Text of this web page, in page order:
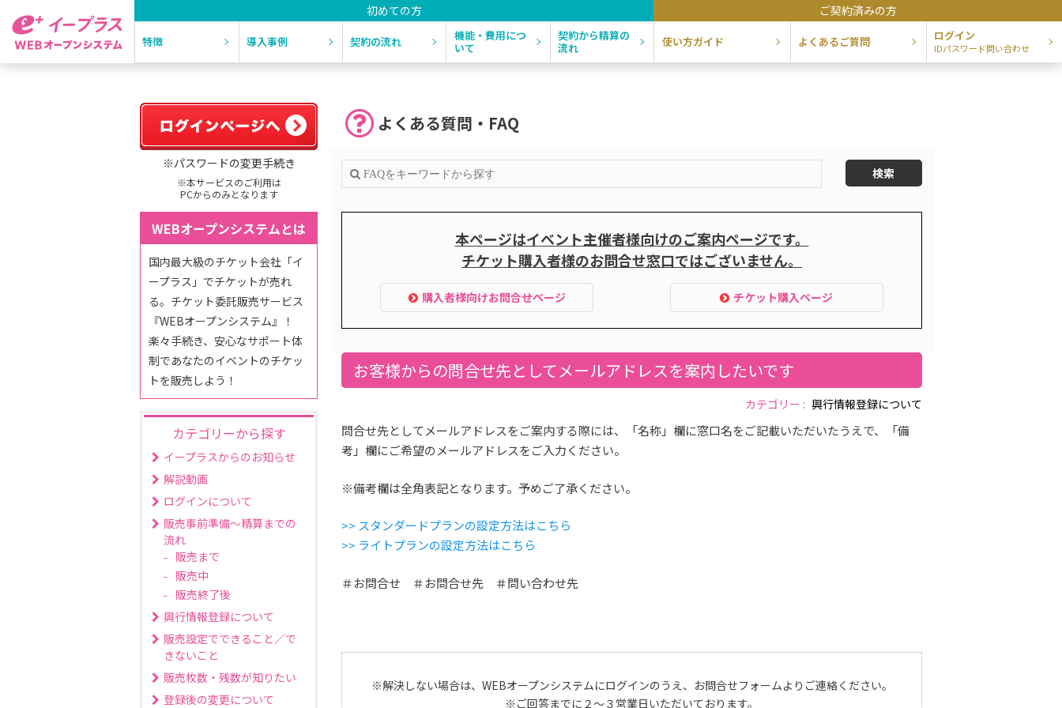
初めての方
特徴 導入事例 契約の流れ
機能・費用につ
いて
契約から精算の
流れ
ご契約済みの方
使い方ガイド よくあるご質問 ログイン
IDパスワード問い合わせ
よくある質問・FAQ
本ページはイベント主催者様向けのご案内ページです。
チケット購入者様のお問合せ窓口ではございません。
購入者様向けお問合せページ チケット購入ページ
お客様からの問合せ先としてメールアドレスを案内したいです
カテゴリー : 興行情報登録について
問合せ先としてメールアドレスをご案内する際には、「名称」欄に窓口名をご記載いただいたうえで、「備
考」欄にご希望のメールアドレスをご入力ください。
※備考欄は全角表記となります。予めご了承ください。
>> スタンダードプランの設定方法はこちら
>> ライトプランの設定方法はこちら
＃お問合せ ＃お問合せ先 ＃問い合わせ先
※解決しない場合は、WEBオープンシステムにログインのうえ、お問合せフォームよりご連絡ください。
※ご回答までに２～３営業日いただいております。
※パスワードの変更手続き
※本サービスのご利用は
PCからのみとなります
WEBオープンシステムとは
国内最大級のチケット会社「イ
ープラス」でチケットが売れ
る。チケット委託販売サービス
『WEBオープンシステム』！
楽々手続き、安心なサポート体
制であなたのイベントのチケッ
トを販売しよう！
カテゴリーから探す
イープラスからのお知らせ
解説動画
ログインについて
販売事前準備～精算までの
流れ
販売まで
販売中
販売終了後
興行情報登録について
販売設定でできること／で
きないこと
販売枚数・残数が知りたい
登録後の変更について